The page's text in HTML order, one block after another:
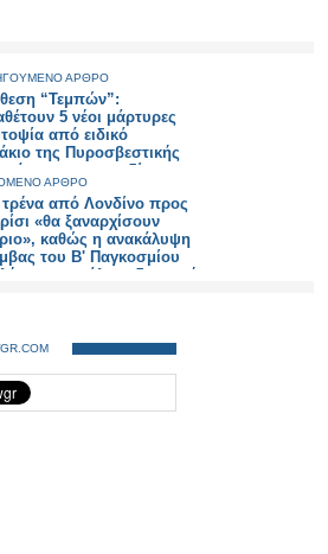
ΑΡΘΡΟ
“Τεμπών”:
5 νέοι μάρτυρες
από ειδικό
της Πυροσβεστικής
τόπο της τραγωδίας
ΑΡΘΡΟ
από Λονδίνο προς
«θα ξαναρχίσουν
καθώς η ανακάλυψη
του Β' Παγκοσμίου
προκάλεσε διακοπή